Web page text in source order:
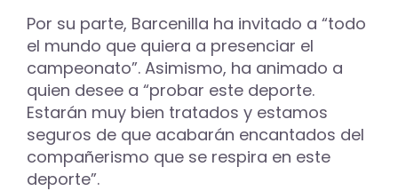
Por su parte, Barcenilla ha invitado a “todo
el mundo que quiera a presenciar el
campeonato”. Asimismo, ha animado a
quien desee a “probar este deporte.
Estarán muy bien tratados y estamos
seguros de que acabarán encantados del
compañerismo que se respira en este
deporte”.